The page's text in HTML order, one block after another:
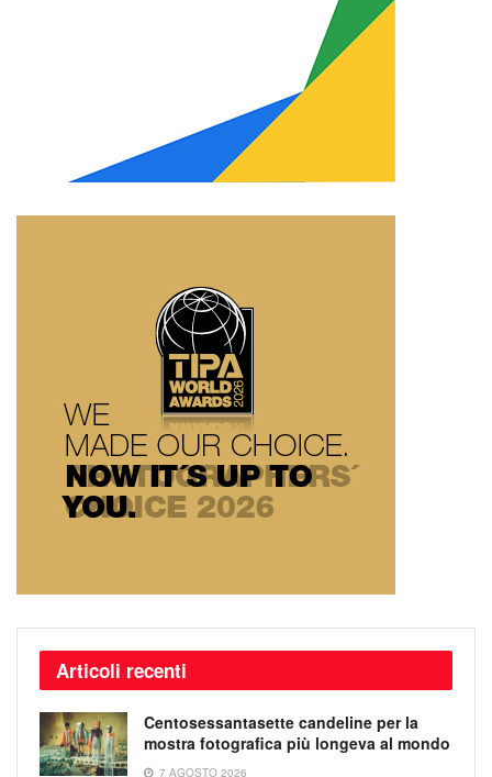
Articoli recenti
Centosessantasette candeline per la
mostra fotografica più longeva al mondo
7 AGOSTO 2026